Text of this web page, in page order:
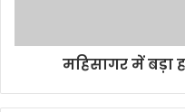
महिसागर में बड़ा